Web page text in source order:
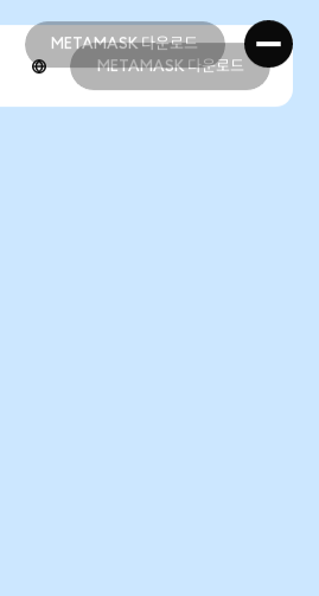
METAMASK 다운로드
METAMASK 다운로드
METAMASK 다운로드